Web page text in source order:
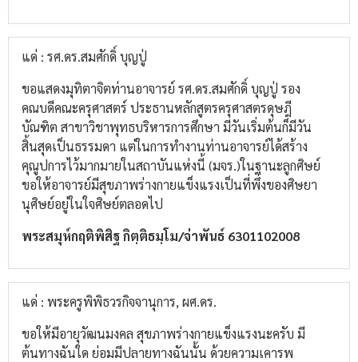
แด่ : รศ.ดร.สมศักดิ์ บุญปู่
ขอแสดงมุทิตา​จิต​ท่านอาจารย์​ รศ.ดร.สมศักดิ์​ บุญ​ปู่​ รอง
คณบดี​คณะครุศาสตร์​ ประธานหลักสูตร​ครุศาสตร​ดุษฎี​
บัณฑิต​ สาขา​วิชา​พุทธ​บริหาร​การศึกษา​ มีวันเริ่มต้นก็มีวัน
สิ้นสุดเป็นธรรมดา​ แต่ในการทำงานท่านอาจารย์​ได้สร้าง
คุณูปการ​ไว้มากมายในสถาบันแห่งนี้​ (มจร.)​ในฐานะ​ลูกศิษย์​
ขอให้อาจารย์​มีสุขภาพ​ร่างกาย​แข็งแรง​เป็นที่พึ่งของศิษยา
นุ​ศิษย์​อยู่ในใจศิษย์​ตลอดไป
พระ​สมุห์​กฤติ​พิสิฐ​ กิต​ฺ​ติ​ธม​ฺ​โม​/จ่า​พันธ์​ 6301102008​
แด่ : พระครูพิพิธวรกิจจานุการ, ผศ.ดร.
ขอให้มีอายุวัฒนมงคล​ สุขภาพ​ร่างกาย​แข็งแรง​นะ​ครับ​ มี
ต้นทางฉันใด​ ย่อมมีปลายทางฉันนั้น​ ด้วยความ​เคารพ